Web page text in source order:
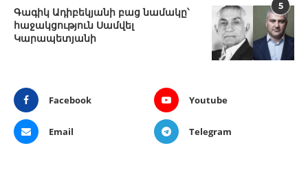
5
Գագիկ Ադիբեկյանի բաց նամակը՝
հաջակցություն Սամվել
Կարապետյանի
Facebook Youtube
Email Telegram